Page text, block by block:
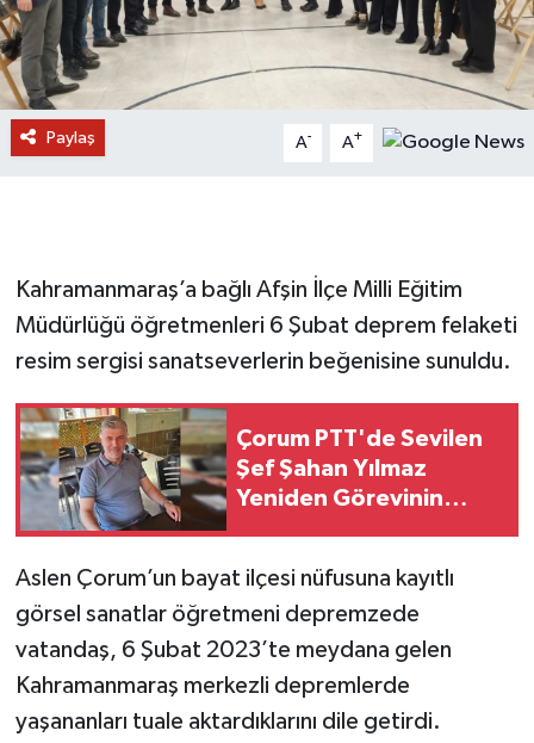
Paylaş A- A+
Kahramanmaraş’a bağlı Afşin İlçe Milli Eğitim
Müdürlüğü öğretmenleri 6 Şubat deprem felaketi
resim sergisi sanatseverlerin beğenisine sunuldu.
Çorum PTT'de Sevilen
Şef Şahan Yılmaz
Yeniden Görevinin
Aslen Çorum’un bayat ilçesi nüfusuna kayıtlı
görsel sanatlar öğretmeni depremzede
vatandaş, 6 Şubat 2023’te meydana gelen
Kahramanmaraş merkezli depremlerde
yaşananları tuale aktardıklarını dile getirdi.